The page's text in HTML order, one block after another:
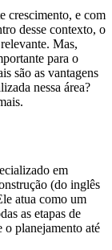
crescimento, e com
desse contexto, o
Mas,
para o
são as vantagens
nessa área?
em
(do inglês
atua como um
as etapas de
o planejamento até